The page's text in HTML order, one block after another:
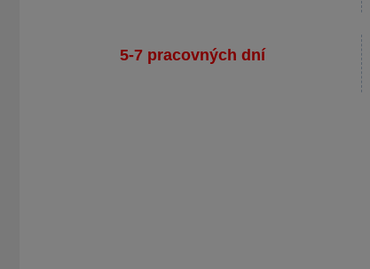
5-7 pracovných dní